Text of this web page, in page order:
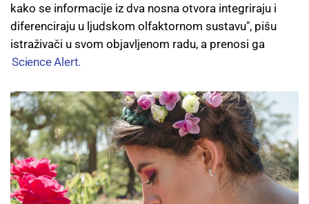
kako se informacije iz dva nosna otvora integriraju i
diferenciraju u ljudskom olfaktornom sustavu", pišu
istraživači u svom objavljenom radu, a prenosi ga
Science Alert.